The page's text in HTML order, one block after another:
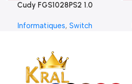
Cudy FGS1028PS2 1.0
Informatiques, Switch